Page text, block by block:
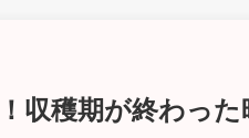
収穫期が終わった